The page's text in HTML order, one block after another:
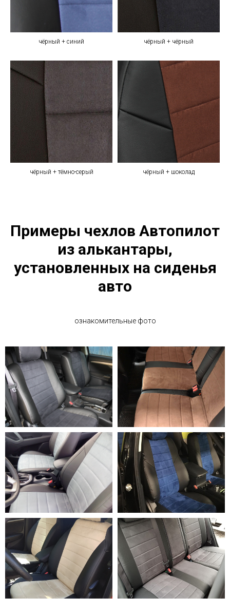
чёрный + синий чёрный + чёрный
чёрный + тёмно-серый чёрный + шоколад
Примеры чехлов Автопилот
из алькантары,
установленных на сиденья
авто
ознакомительные фото